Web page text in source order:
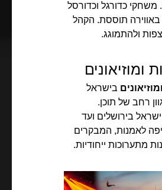
כדורגל וכדורסל
באווירה תוססת. הקהל
ולהתמוגג.
ומוזיאונים
בישראל
רחב של תוכן.
ישראל בירושלים ועד
לאמנות, המבקרים
מתערוכות ייחודיות.